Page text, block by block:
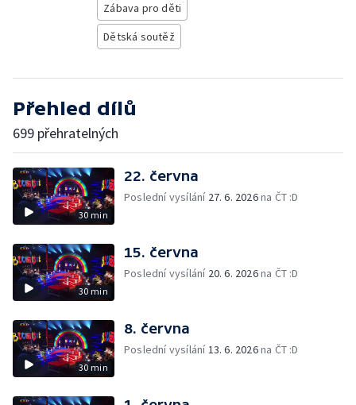
Zábava pro děti
Dětská soutěž
Přehled dílů
699 přehratelných
30 min
22. června
Poslední vysílání 27. 6. 2026na ČT :D
30 min
15. června
Poslední vysílání 20. 6. 2026na ČT :D
30 min
8. června
Poslední vysílání13. 6. 2026na ČT :D